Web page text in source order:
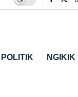
POLITIK NGIKIK